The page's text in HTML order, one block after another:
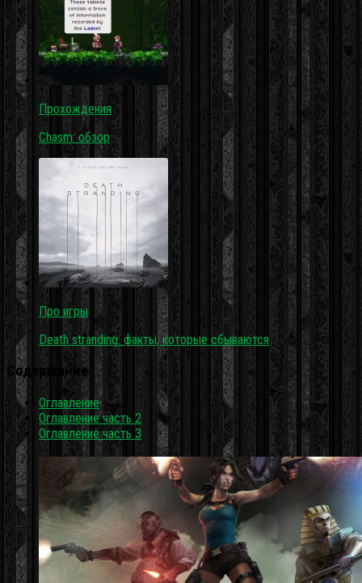
Прохождения
Chasm: обзор
Про игры
Death stranding: факты, которые сбываются
Содержание
Оглавление
Оглавление часть 2
Оглавление часть 3